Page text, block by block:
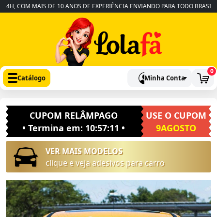
COM MAIS DE 10 ANOS DE EXPERIÊNCIA ENVIANDO PARA TODO BRASIL
Catálogo Minha Conta
0
CUPOM RELÂMPAGO
• Termina em: 10:57:10 •
USE O CUPOM
9AGOSTO
VER MAIS MODELOS
clique e veja adesivos para carro